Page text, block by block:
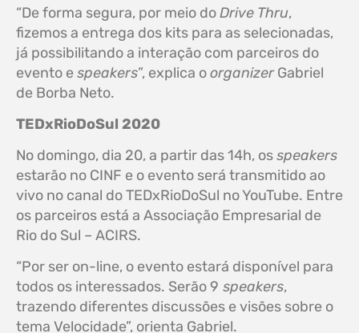
“De forma segura, por meio doDrive Thru,
fizemos a entrega dos kits para as selecionadas,
já possibilitando a interação com parceiros do
evento espeakers”, explica oorganizerGabriel
de Borba Neto.
TEDxRioDoSul 2020
No domingo, dia 20, a partir das 14h, osspeakers
estarão no CINF e o evento será transmitido ao
vivo no canal do TEDxRioDoSul no YouTube. Entre
os parceiros está a Associação Empresarial de
Rio do Sul – ACIRS.
“Por ser on-line, o evento estará disponível para
todos os interessados. Serão 9 speakers,
trazendo diferentes discussões e visões sobre o
tema Velocidade”, orienta Gabriel.